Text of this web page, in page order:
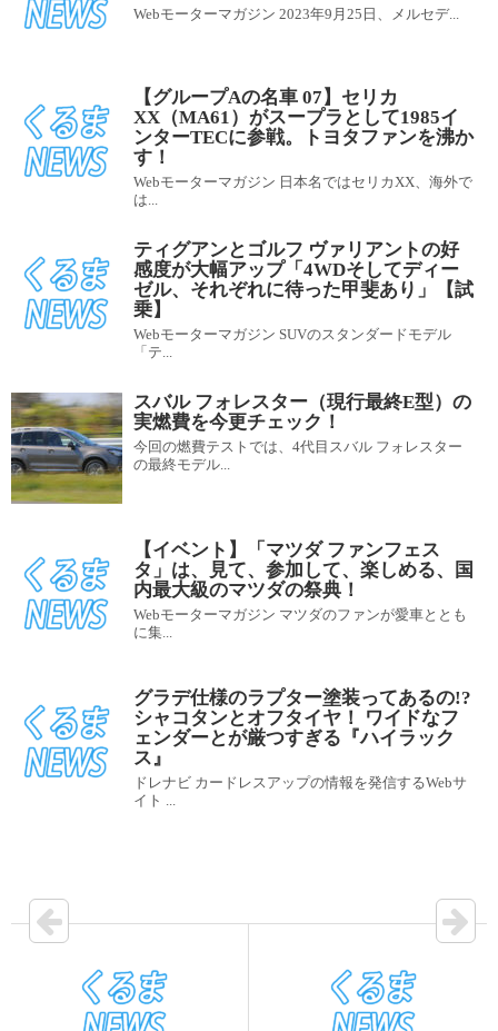
Webモーターマガジン 2023年9月25日、メルセデ...
【グループAの名車 07】セリカ
XX（MA61）がスープラとして1985イ
ンターTECに参戦。トヨタファンを沸か
す！
Webモーターマガジン 日本名ではセリカXX、海外で
は...
ティグアンとゴルフ ヴァリアントの好
感度が大幅アップ「4WDそしてディー
ゼル、それぞれに待った甲斐あり」【試
乗】
Webモーターマガジン SUVのスタンダードモデル
「テ...
スバル フォレスター（現行最終E型）の
実燃費を今更チェック！
今回の燃費テストでは、4代目スバル フォレスター
の最終モデル...
【イベント】「マツダ ファンフェス
タ」は、見て、参加して、楽しめる、国
内最大級のマツダの祭典！
Webモーターマガジン マツダのファンが愛車ととも
に集...
グラデ仕様のラプター塗装ってあるの!?
シャコタンとオフタイヤ！ ワイドなフ
ェンダーとが厳つすぎる『ハイラック
ス』
ドレナビ カードレスアップの情報を発信するWebサ
イト ...